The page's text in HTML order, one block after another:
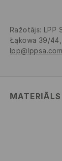
Ražotājs: LPP
Łąkowa 39/
lpp@lppsa.com